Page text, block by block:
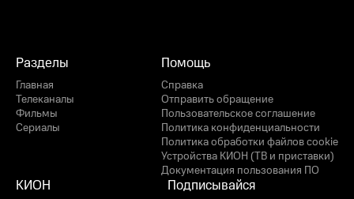
Разделы
Главная
Телеканалы
Фильмы
Сериалы
Помощь
Справка
Отправить обращение
Пользовательское соглашение
Политика конфиденциальности
Политика обработки файлов cookie
Устройства КИОН (ТВ и приставки)
Документация пользования ПО
КИОН Подписывайся